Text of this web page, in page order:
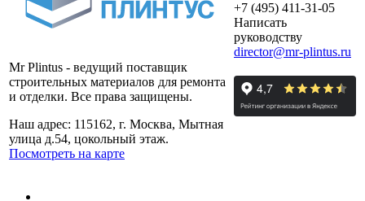
Mr Plintus - ведущий поставщик
строительных материалов для ремонта
и отделки. Все права защищены.
Наш адрес: 115162, г. Москва, Мытная
улица д.54, цокольный этаж.
Посмотреть на карте
+7 (495) 411-31-05
Написать
руководству
director@mr-plintus.ru